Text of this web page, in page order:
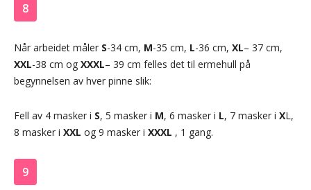
8
Når arbeidet måler S-34 cm, M-35 cm, L-36 cm, XL– 37 cm,
XXL-38 cm og XXXL– 39 cm felles det til ermehull på
begynnelsen av hver pinne slik:
Fell av 4 masker i S, 5 masker i M, 6 masker i L, 7 masker i XL,
8 masker i XXL og 9 masker i XXXL , 1 gang.
9